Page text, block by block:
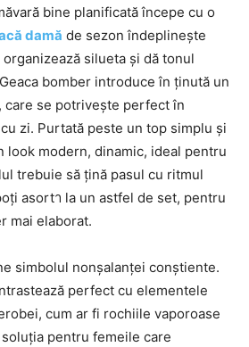
bine planificată începe cu o
damă de sezon îndeplinește
silueta și dă tonul
bomber introduce în ținută un
care se potrivește perfect în
zi. Purtată peste un top simplu și
look modern, dinamic, ideal pentru
trebuie să țină pasul cu ritmul
asortา la un astfel de set, pentru
mai elaborat.
simbolul nonșalanței conștiente.
perfect cu elementele
cum ar fi rochiile vaporoase
pentru femeile care